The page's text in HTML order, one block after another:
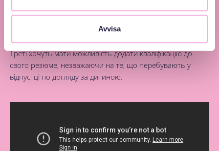
Avvisa
що хоче розважитися зі своїми дітьми під час відпустки
по догляду за дитиною. Інші роблять це, тому що хочуть
зробити свій внесок у більш інклюзивне суспільство.
Треті хочуть мати можливість додати кваліфікацію до
свого резюме, незважаючи на те, що перебувають у
відпустці по догляду за дитиною.